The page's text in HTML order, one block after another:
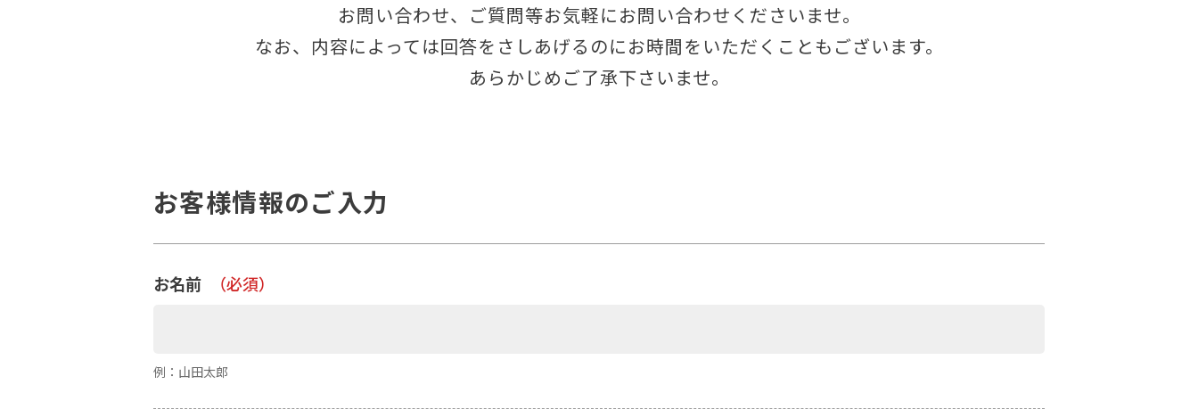
お問い合わせ、ご質問等お気軽にお問い合わせくださいませ。
なお、内容によっては回答をさしあげるのにお時間をいただくこともございます。
あらかじめご了承下さいませ。
お客様情報のご入力
お名前 （必須）
例：山田太郎